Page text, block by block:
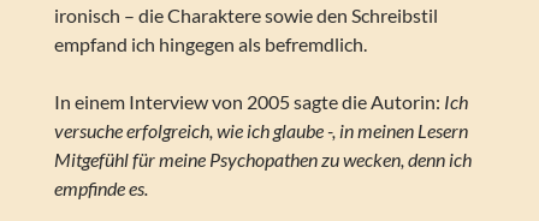
ironisch – die Charaktere sowie den Schreibstil
empfand ich hingegen als befremdlich.
In einem Interview von 2005 sagte die Autorin: Ich
versuche erfolgreich, wie ich glaube -, in meinen Lesern
Mitgefühl für meine Psychopathen zu wecken, denn ich
empfinde es.